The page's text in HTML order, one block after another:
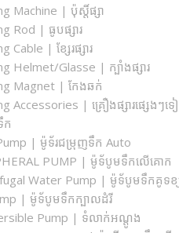
Machine | ប៉ុស្តិ៍ផ្សា
Rod | ធូបផ្សារ
Cable | ខ្សែរផ្សារ
Helmet/Glasse | ក្បាំងផ្សារ
Magnet | កែងឆក់
Accessories | គ្រឿងផ្សារផ្សេងៗទ
ក
| ម៉ូទ័រជម្រុញទឹក Auto
PUMP | ម៉ូទ័បូមទឹកលើគោក
Water Pump | ម៉ូទ័បូមទឹកគូទខ្
| ម៉ូទ័បូមទឹកក្បាលដំរី
Pump | ទំលាក់អណ្តូង